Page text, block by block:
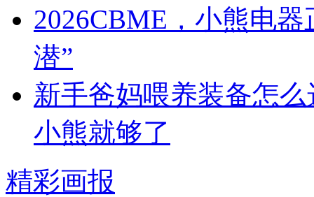
2026CBME，小熊电
潜”
新手爸妈喂养装备怎
小熊就够了
精彩画报